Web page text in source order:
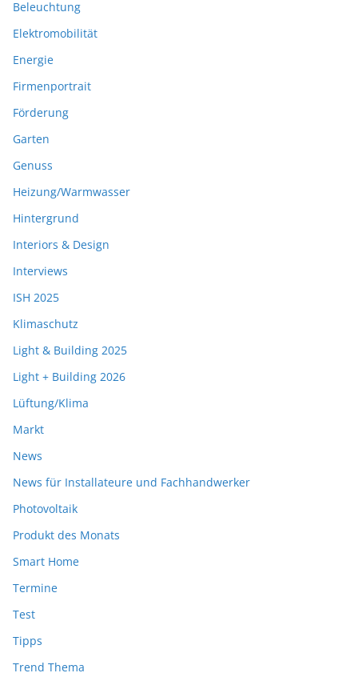
Beleuchtung
Elektromobilität
Energie
Firmenportrait
Förderung
Garten
Genuss
Heizung/Warmwasser
Hintergrund
Interiors & Design
Interviews
ISH 2025
Klimaschutz
Light & Building 2025
Light + Building 2026
Lüftung/Klima
Markt
News
News für Installateure und Fachhandwerker
Photovoltaik
Produkt des Monats
Smart Home
Termine
Test
Tipps
Trend Thema